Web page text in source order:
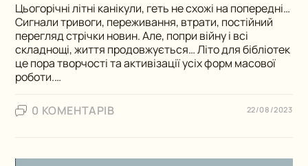
Цьогорічні літні канікули, геть не схожі на попередні…
Сигнали тривоги, переживання, втрати, постійний
перегляд стрічки новин. Але, попри війну і всі
складнощі, життя продовжується… Літо для бібліотек
це пора творчості та активізації усіх форм масової
роботи.…
0 КОМЕНТАРІВ 22/08/2023